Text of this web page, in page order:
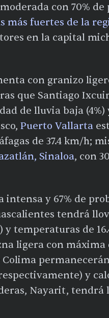
con 70%
más fuertes de la
en la capital
con granizo
que Santiago
de lluvia baja
Puerto Vallarta
de 37.4 km/h;
Sinaloa, con
intensa y 67% de
tendrá
temperaturas de 16.4
ligera con máxima
y
Nayarit,